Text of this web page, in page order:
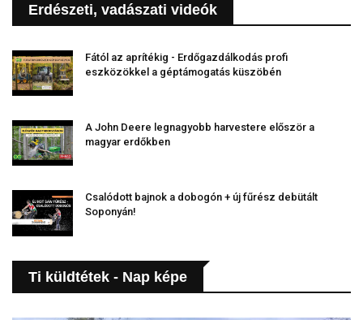
Erdészeti, vadászati videók
Fától az aprítékig - Erdőgazdálkodás profi
eszközökkel a géptámogatás küszöbén
A John Deere legnagyobb harvestere először a
magyar erdőkben
Csalódott bajnok a dobogón + új fűrész debütált
Soponyán!
Ti küldtétek - Nap képe